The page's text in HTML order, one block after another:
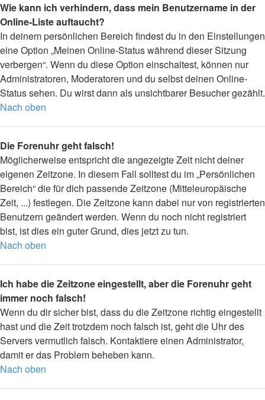
Wie kann ich verhindern, dass mein Benutzername in der
Online-Liste auftaucht?
In deinem persönlichen Bereich findest du in den Einstellungen
eine Option „Meinen Online-Status während dieser Sitzung
verbergen“. Wenn du diese Option einschaltest, können nur
Administratoren, Moderatoren und du selbst deinen Online-
Status sehen. Du wirst dann als unsichtbarer Besucher gezählt.
Nach oben
Die Forenuhr geht falsch!
Möglicherweise entspricht die angezeigte Zeit nicht deiner
eigenen Zeitzone. In diesem Fall solltest du im „Persönlichen
Bereich“ die für dich passende Zeitzone (Mitteleuropäische
Zeit, ...) festlegen. Die Zeitzone kann dabei nur von registrierten
Benutzern geändert werden. Wenn du noch nicht registriert
bist, ist dies ein guter Grund, dies jetzt zu tun.
Nach oben
Ich habe die Zeitzone eingestellt, aber die Forenuhr geht
immer noch falsch!
Wenn du dir sicher bist, dass du die Zeitzone richtig eingestellt
hast und die Zeit trotzdem noch falsch ist, geht die Uhr des
Servers vermutlich falsch. Kontaktiere einen Administrator,
damit er das Problem beheben kann.
Nach oben